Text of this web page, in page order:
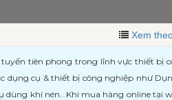
Xem
tiên phong trong lĩnh vực thiết bị
cụ & thiết bị công nghiệp như
khí nén...Khi mua hàng online tại